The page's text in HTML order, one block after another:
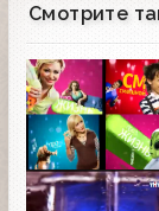
Смотрите